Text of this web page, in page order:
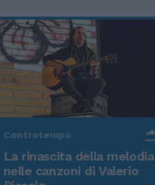
Controtempo
La rinascita della melodia
nelle canzoni di Valerio